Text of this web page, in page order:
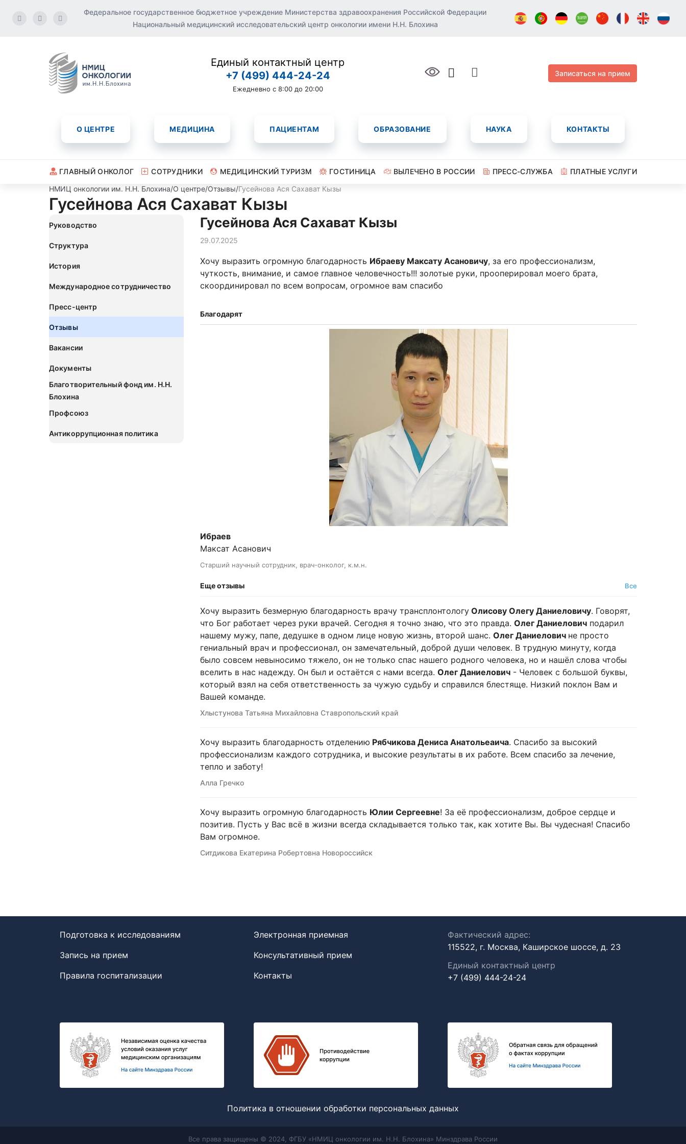
Федеральное государственное бюджетное учреждение Министерства здравоохранения Российской Федерации
Национальный медицинский исследовательский центр онкологии имени Н.Н. Блохина
Единый контактный центр
+7 (499) 444-24-24
Ежедневно с 8:00 до 20:00
Записаться на прием
О ЦЕНТРЕ МЕДИЦИНА ПАЦИЕНТАМ ОБРАЗОВАНИЕ НАУКА КОНТАКТЫ
ГЛАВНЫЙ ОНКОЛОГ СОТРУДНИКИ МЕДИЦИНСКИЙ ТУРИЗМ ГОСТИНИЦА ВЫЛЕЧЕНО В РОССИИ ПРЕСС-СЛУЖБА
ПЛАТНЫЕ УСЛУГИ
НМИЦ онкологии им. Н.Н. Блохина/О центре/Отзывы/Гусейнова Ася Сахават Кызы
Гусейнова Ася Сахават Кызы
Руководство
Структура
История
Международное сотрудничество
Пресс-центр
Отзывы
Вакансии
Документы
Благотворительный фонд им. Н.Н.
Блохина
Профсоюз
Антикоррупционная политика
Гусейнова Ася Сахават Кызы
29.07.2025
Хочу выразить огромную благодарность Ибраеву Максату Асановичу, за его профессионализм,
чуткость, внимание, и самое главное человечность!!! золотые руки, прооперировал моего брата,
скоординировал по всем вопросам, огромное вам спасибо
Благодарят
Ибраев
Максат Асанович
Старший научный сотрудник, врач-онколог, к.м.н.
Еще отзывы Все
Хочу выразить безмерную благодарность врачу трансплонтологуОлисову Олегу Даниеловичу. Говорят,
что Бог работает через руки врачей. Сегодня я точно знаю, что это правда. Олег Даниеловичподарил
нашему мужу, папе, дедушке в одном лице новую жизнь, второй шанс. Олег Даниелович не просто
гениальный врач и профессионал, он замечательный, доброй души человек. В трудную минуту, когда
было совсем невыносимо тяжело, он не только спас нашего родного человека, но и нашёл слова чтобы
вселить в нас надежду. Он был и остаётся с нами всегда. Олег Даниелович- Человек с большой буквы,
который взял на себя ответственность за чужую судьбу и справился блестяще. Низкий поклон Вам и
Вашей команде.
Хлыстунова Татьяна Михайловна Ставропольский край
Хочу выразить благодарность отделению Рябчикова Дениса Анатольеаича. Спасибо за высокий
профессионализм каждого сотрудника, и высокие результаты в их работе. Всем спасибо за лечение,
тепло и заботу!
Алла Гречко
Хочу выразить огромную благодарность Юлии Сергеевне! За её профессионализм, доброе сердце и
позитив. Пусть у Вас всё в жизни всегда складывается только так, как хотите Вы. Вы чудесная! Спасибо
Вам огромное.
Ситдикова Екатерина Робертовна Новороссийск
Подготовка к исследованиям
Запись на прием
Правила госпитализации
Электронная приемная
Консультативный прием
Контакты
Фактический адрес:
115522, г. Москва, Каширское шоссе, д. 23
Единый контактный центр
+7 (499) 444-24-24
Политика в отношении обработки персональных данных
Все права защищены © 2024, ФГБУ «НМИЦ онкологии им. Н.Н. Блохина» Минздрава России